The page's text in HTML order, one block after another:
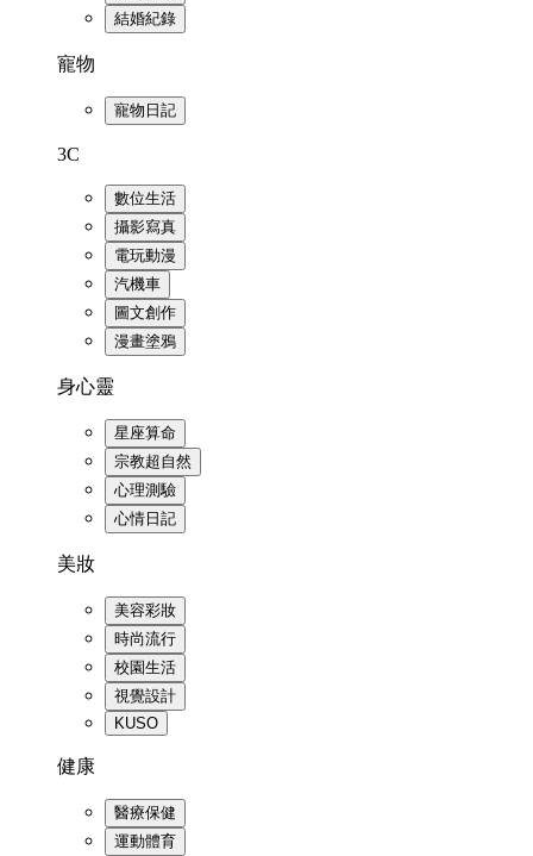
結婚紀錄
寵物
寵物日記
3C
數位生活
攝影寫真
電玩動漫
汽機車
圖文創作
漫畫塗鴉
身心靈
星座算命
宗教超自然
心理測驗
心情日記
美妝
美容彩妝
時尚流行
校園生活
視覺設計
KUSO
健康
醫療保健
運動體育